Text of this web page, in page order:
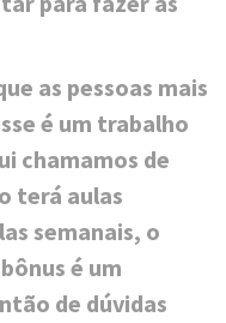
as pessoas mais
é um trabalho
chamamos de
terá aulas
semanais, o
é um
de dúvidas